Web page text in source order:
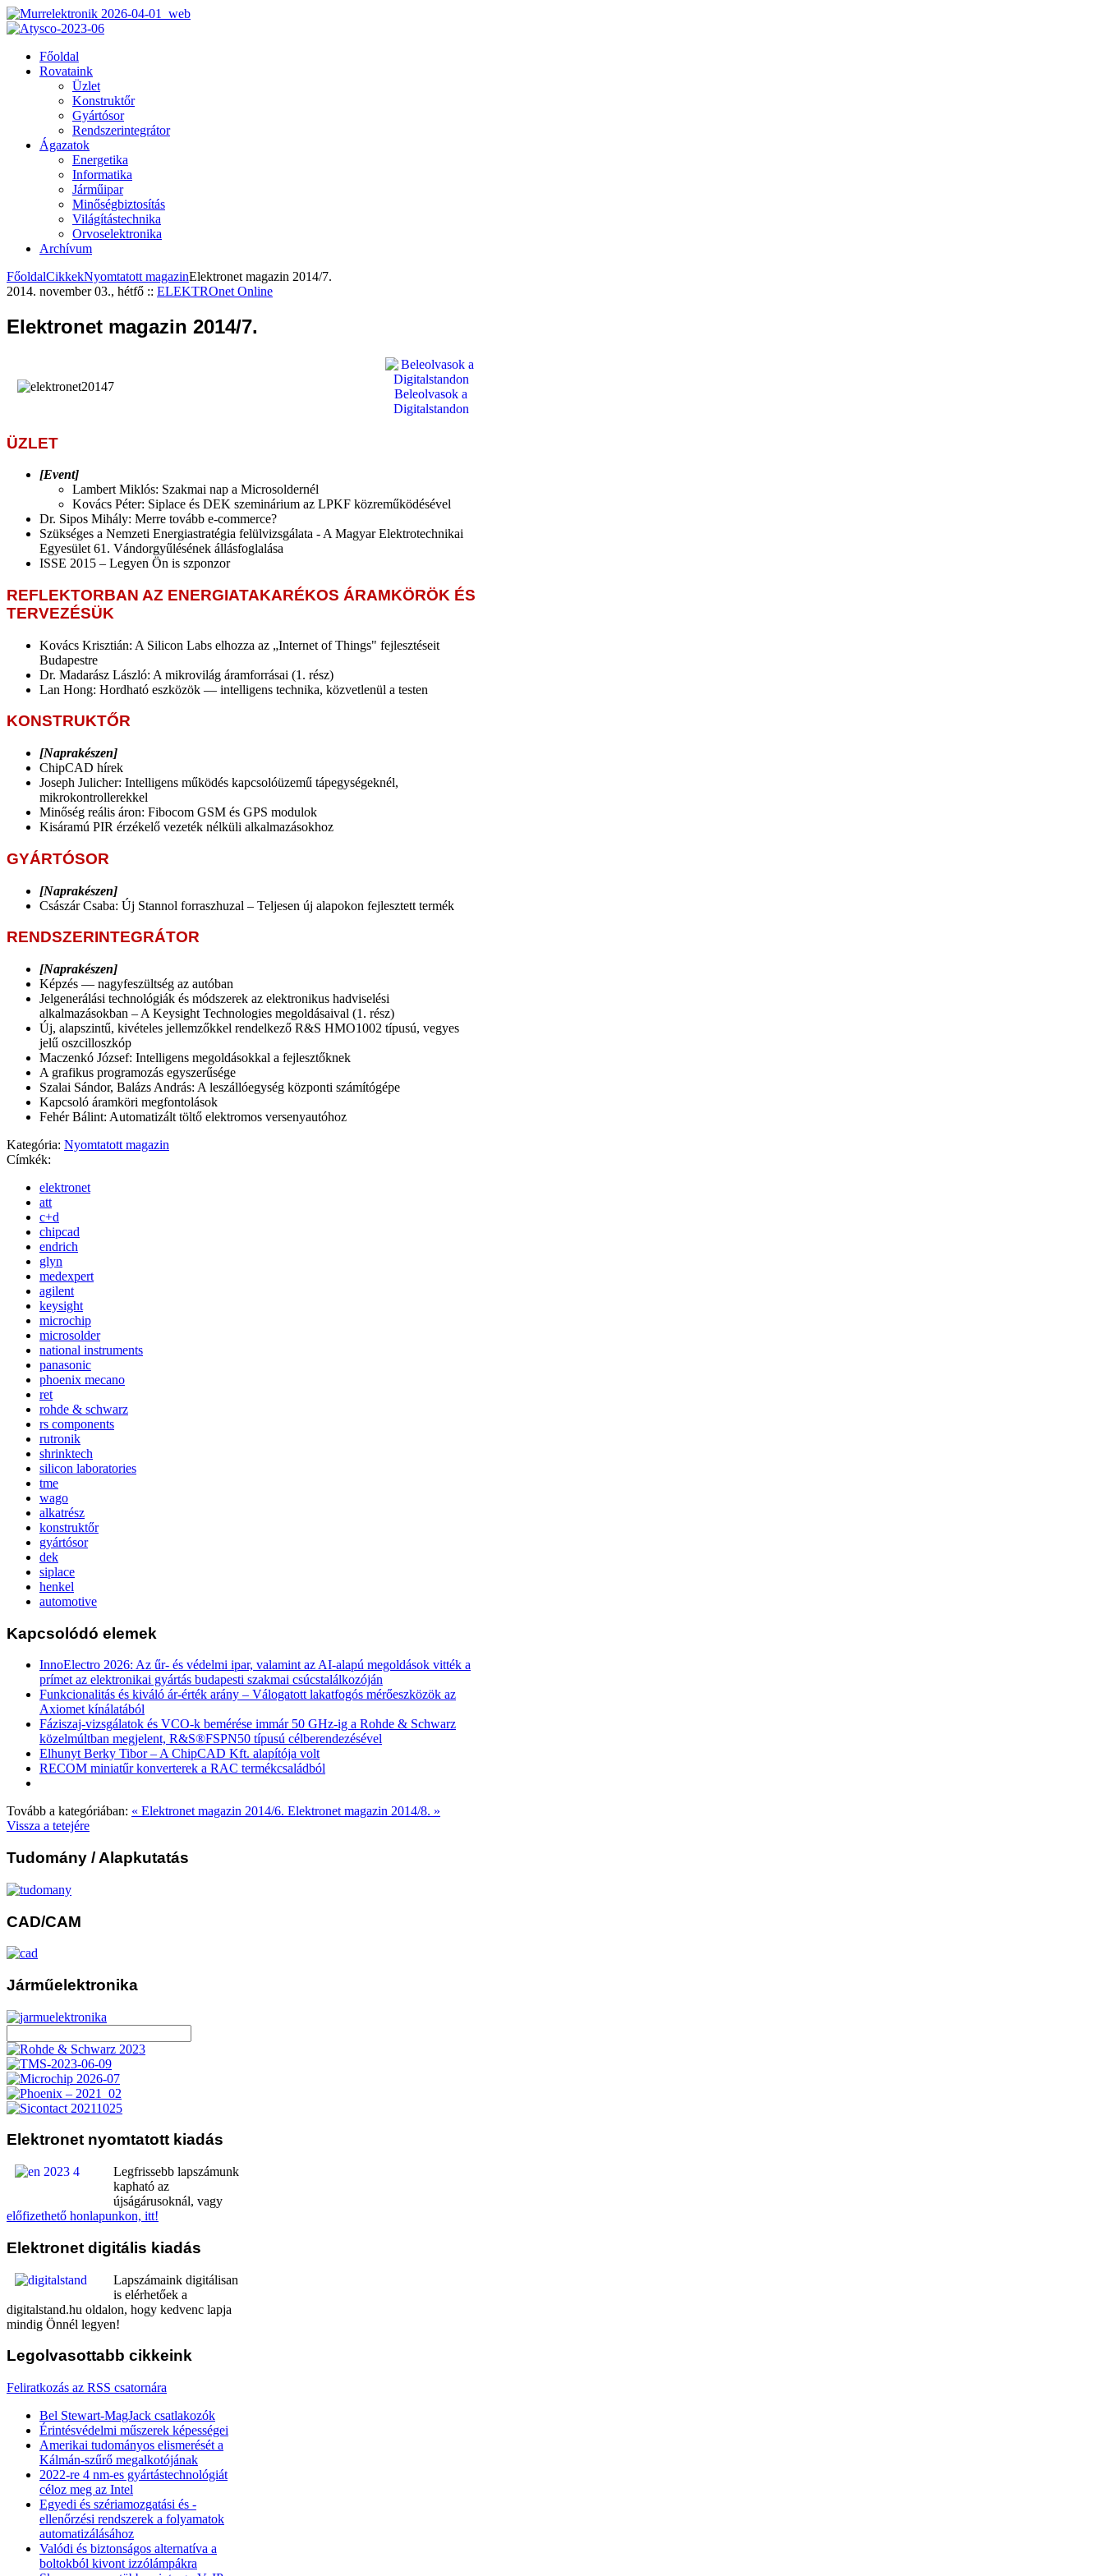
Főoldal
Rovataink
Üzlet
Konstruktőr
Gyártósor
Rendszerintegrátor
Ágazatok
Energetika
Informatika
Járműipar
Minőségbiztosítás
Világítástechnika
Orvoselektronika
Archívum
FőoldalCikkekNyomtatott magazinElektronet magazin 2014/7.
2014. november 03., hétfő :: ELEKTROnet Online
Elektronet magazin 2014/7.
Beleolvasok a
Digitalstandon
ÜZLET
[Event]
Lambert Miklós: Szakmai nap a Microsoldernél
Kovács Péter: Siplace és DEK szeminárium az LPKF közreműködésével
Dr. Sipos Mihály: Merre tovább e-commerce?
Szükséges a Nemzeti Energiastratégia felülvizsgálata - A Magyar Elektrotechnikai
Egyesület 61. Vándorgyűlésének állásfoglalása
ISSE 2015 – Legyen Ön is szponzor
REFLEKTORBAN AZ ENERGIATAKARÉKOS ÁRAMKÖRÖK ÉS
TERVEZÉSÜK
Kovács Krisztián: A Silicon Labs elhozza az „Internet of Things" fejlesztéseit
Budapestre
Dr. Madarász László: A mikrovilág áramforrásai (1. rész)
Lan Hong: Hordható eszközök — intelligens technika, közvetlenül a testen
KONSTRUKTŐR
[Naprakészen]
ChipCAD hírek
Joseph Julicher: Intelligens működés kapcsolóüzemű tápegységeknél,
mikrokontrollerekkel
Minőség reális áron: Fibocom GSM és GPS modulok
Kisáramú PIR érzékelő vezeték nélküli alkalmazásokhoz
GYÁRTÓSOR
[Naprakészen]
Császár Csaba: Új Stannol forraszhuzal – Teljesen új alapokon fejlesztett termék
RENDSZERINTEGRÁTOR
[Naprakészen]
Képzés — nagyfeszültség az autóban
Jelgenerálási technológiák és módszerek az elektronikus hadviselési
alkalmazásokban – A Keysight Technologies megoldásaival (1. rész)
Új, alapszintű, kivételes jellemzőkkel rendelkező R&S HMO1002 típusú, vegyes
jelű oszcilloszkóp
Maczenkó József: Intelligens megoldásokkal a fejlesztőknek
A grafikus programozás egyszerűsége
Szalai Sándor, Balázs András: A leszállóegység központi számítógépe
Kapcsoló áramköri megfontolások
Fehér Bálint: Automatizált töltő elektromos versenyautóhoz
Kategória: Nyomtatott magazin
Címkék:
elektronet
att
c+d
chipcad
endrich
glyn
medexpert
agilent
keysight
microchip
microsolder
national instruments
panasonic
phoenix mecano
ret
rohde & schwarz
rs components
rutronik
shrinktech
silicon laboratories
tme
wago
alkatrész
konstruktőr
gyártósor
dek
siplace
henkel
automotive
Kapcsolódó elemek
InnoElectro 2026: Az űr- és védelmi ipar, valamint az AI-alapú megoldások vitték a
prímet az elektronikai gyártás budapesti szakmai csúcstalálkozóján
Funkcionalitás és kiváló ár-érték arány – Válogatott lakatfogós mérőeszközök az
Axiomet kínálatából
Fáziszaj-vizsgálatok és VCO-k bemérése immár 50 GHz-ig a Rohde & Schwarz
közelmúltban megjelent, R&S®FSPN50 típusú célberendezésével
Elhunyt Berky Tibor – A ChipCAD Kft. alapítója volt
RECOM miniatűr konverterek a RAC termékcsaládból
Tovább a kategóriában: « Elektronet magazin 2014/6. Elektronet magazin 2014/8. »
Vissza a tetejére
Tudomány / Alapkutatás
CAD/CAM
Járműelektronika
Elektronet nyomtatott kiadás
Legfrissebb lapszámunk
kapható az
újságárusoknál, vagy
előfizethető honlapunkon, itt!
Elektronet digitális kiadás
Lapszámaink digitálisan
is elérhetőek a
digitalstand.hu oldalon, hogy kedvenc lapja
mindig Önnél legyen!
Legolvasottabb cikkeink
Feliratkozás az RSS csatornára
Bel Stewart-MagJack csatlakozók
Érintésvédelmi műszerek képességei
Amerikai tudományos elismerését a
Kálmán-szűrő megalkotójának
2022-re 4 nm-es gyártástechnológiát
céloz meg az Intel
Egyedi és szériamozgatási és -
ellenőrzési rendszerek a folyamatok
automatizálásához
Valódi és biztonságos alternatíva a
boltokból kivont izzólámpákra